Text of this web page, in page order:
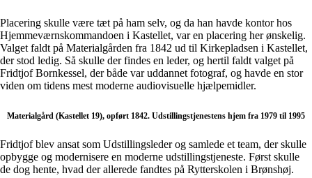
Placering skulle være tæt på ham selv, og da han havde kontor hos
Hjemmeværnskommandoen i Kastellet, var en placering her ønskelig.
Valget faldt på Materialgården fra 1842 ud til Kirkepladsen i Kastellet,
der stod ledig. Så skulle der findes en leder, og hertil faldt valget på
Fridtjof Bornkessel, der både var uddannet fotograf, og havde en stor
viden om tidens mest moderne audiovisuelle hjælpemidler.
Materialgård (Kastellet 19), opført 1842. Udstillingstjenestens hjem fra 1979 til 1995
Fridtjof blev ansat som Udstillingsleder og samlede et team, der skulle
opbygge og modernisere en moderne udstillingstjeneste. Først skulle
de dog hente, hvad der allerede fandtes på Rytterskolen i Brønshøj.